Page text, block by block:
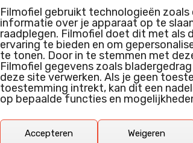
Filmofiel gebruikt technologieën zoals
informatie over je apparaat op te
raadplegen. Filmofiel doet dit met als
ervaring te bieden en om
te tonen. Door in te stemmen met
Filmofiel gegevens zoals
deze site verwerken. Als je geen
toestemming intrekt, kan dit een
op bepaalde functies en
Accepteren Weigeren